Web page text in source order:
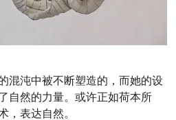
混沌中被不断塑造的，而她的设
自然的力量。或许正如荷本所
，表达自然。